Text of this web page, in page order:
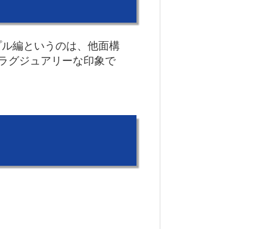
編というのは、他面構
グジュアリーな印象で